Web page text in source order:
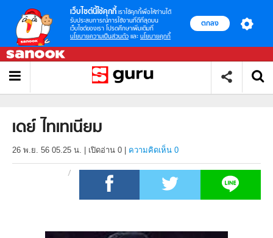
เว็บไซต์นี้ใช้คุกกี้ เราใช้คุกกี้เพื่อให้ท่านได้
รับประสบการณ์การใช้งานที่ดีที่สุดบน
เว็บไซต์ของเรา โปรดศึกษาเพิ่มเติมที่
นโยบายความเป็นส่วนตัว และ นโยบายคุกกี้
ตกลง
เดย์ ไทเทเนียม
26 พ.ย. 56 05.25 น. เปิดอ่าน 0 ความคิดเห็น 0